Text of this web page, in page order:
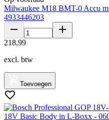
Milwaukee M18 BMT-0 Accu
4933446203
218,99
excl. btw
Toevoegen